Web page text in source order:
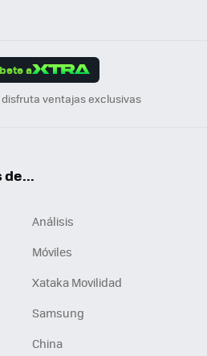
a
ventajas exclusivas
de...
Análisis
Móviles
Xataka Movilidad
Samsung
China